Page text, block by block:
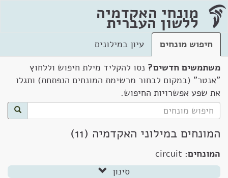
מונחי האקדמיה
ללשון העברית
חיפוש מונחים
עיון במילונים
משתמשים חדשים? נסו להקליד מילת חיפוש וללחוץ
"אנטר" (במקום לבחור מרשימת המונחים הנפתחת) ותגלו
את שפע אפשרויות החיפוש.
המונחים במילוני האקדמיה (11)
המונחים: circuit
סינון